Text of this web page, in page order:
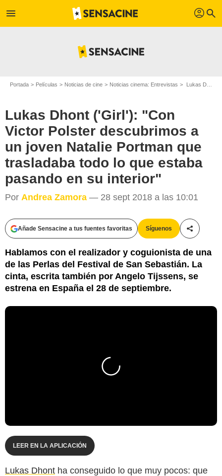
menu profil search
Portada Películas Noticias de cine Noticias cinema: Entrevistas Lukas Dhont ('Girl'): "Con Victor Polster descubrimos a un joven Natalie Portman que trasladaba todo lo que estaba pasando en su interior"
Lukas Dhont ('Girl'): "Con
Victor Polster descubrimos a
un joven Natalie Portman que
trasladaba todo lo que estaba
pasando en su interior"
Por Andrea Zamora — 28 sept 2018 a las 10:01
Añade Sensacine a tus fuentes favoritas Síguenos
Hablamos con el realizador y coguionista de una
de las Perlas del Festival de San Sebastián. La
cinta, escrita también por Angelo Tijssens, se
estrena en España el 28 de septiembre.
LEER EN LA APLICACIÓN
Lukas Dhont ha conseguido lo que muy pocos: que